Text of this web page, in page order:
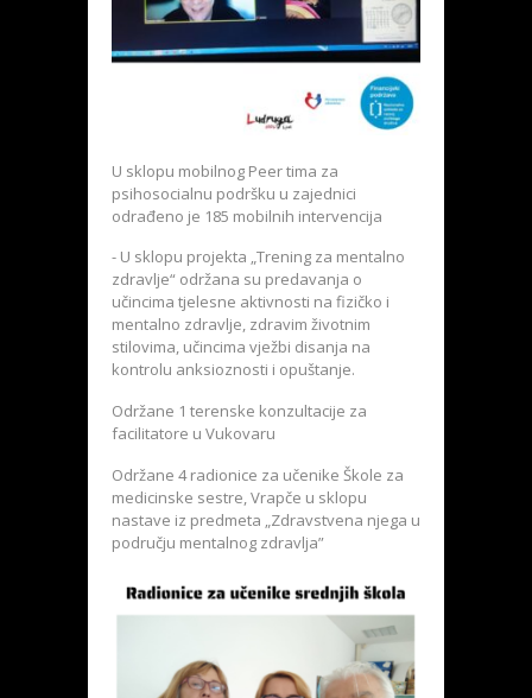
U sklopu mobilnog Peer tima za
psihosocialnu podršku u zajednici
odrađeno je 185 mobilnih intervencija
- U sklopu projekta „Trening za mentalno
zdravlje“ održana su predavanja o
učincima tjelesne aktivnosti na fizičko i
mentalno zdravlje, zdravim životnim
stilovima, učincima vježbi disanja na
kontrolu anksioznosti i opuštanje.
Održane 1 terenske konzultacije za
facilitatore u Vukovaru
Održane 4 radionice za učenike Škole za
medicinske sestre, Vrapče u sklopu
nastave iz predmeta „Zdravstvena njega u
području mentalnog zdravlja”